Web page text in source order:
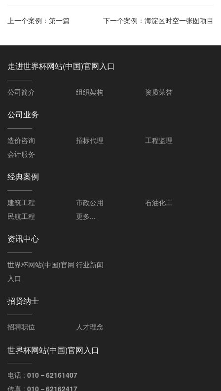
上一个案例： 第一篇 下一个案例： 海淀区时空一张图项目
走进世界杯网站(中国)官网入口
公司简介 组织架构 资质荣誉
公司业务
造价咨询 招标代理
工程监理
会计服务
经典案例
建筑工程 市政公用
石油化工
民航工程
更多...
资讯中心
世界杯网站(中国)官网
入口
行业新闻
招贤纳士
招聘职位 人才理念
世界杯网站(中国)官网入口
电话 : 010－62161407
传真 : 010－62162417